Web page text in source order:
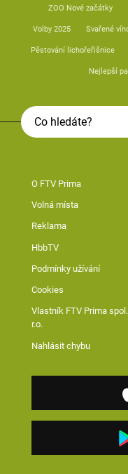
ZOO Nové začátky
Volby 2025 Svařené
Pěstování lichořeřišnice
Nejlepší
O FTV Prima
Volná místa
Reklama
HbbTV
Podmínky užívání
Cookies
Vlastník FTV Prima
r.o.
Nahlásit chybu